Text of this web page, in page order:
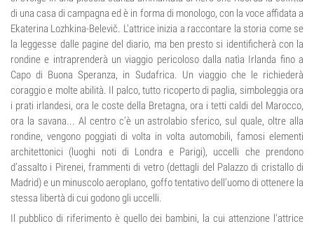
di una casa di campagna ed è in forma di monologo, con la voce affidata a
Ekaterina Lozhkina-Belevič. L'attrice inizia a raccontare la storia come se
la leggesse dalle pagine del diario, ma ben presto si identificherà con la
rondine e intraprenderà un viaggio pericoloso dalla natìa Irlanda fino a
Capo di Buona Speranza, in Sudafrica. Un viaggio che le richiederà
coraggio e molte abilità. Il palco, tutto ricoperto di paglia, simboleggia ora
i prati irlandesi, ora le coste della Bretagna, ora i tetti caldi del Marocco,
ora la savana... Al centro c’è un astrolabio sferico, sul quale, oltre alla
rondine, vengono poggiati di volta in volta automobili, famosi elementi
architettonici (luoghi noti di Londra e Parigi), uccelli che prendono
d’assalto i Pirenei, frammenti di vetro (dettagli del Palazzo di cristallo di
Madrid) e un minuscolo aeroplano, goffo tentativo dell’uomo di ottenere la
stessa libertà di cui godono gli uccelli.
Il pubblico di riferimento è quello dei bambini, la cui attenzione l'attrice